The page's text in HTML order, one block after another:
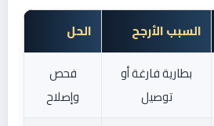
السبب الأرجح الحل
بطارية فارغة أو
توصيل
فحص
وإصلاح